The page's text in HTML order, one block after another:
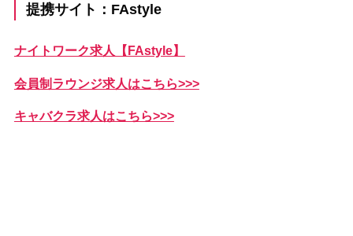
提携サイト：FAstyle
ナイトワーク求人【FAstyle】
会員制ラウンジ求人はこちら>>>
キャバクラ求人はこちら>>>